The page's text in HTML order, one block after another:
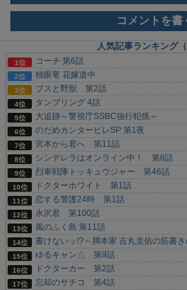
コメントを書
人気記事ランキング（
コーチ 第6話
独眼竜 花嫁道中
ブスと野獣 第2話
タンブリング 4話
大追跡～警視庁SSBC強行犯係～
のだめカンタービレSP 第1夜
宮本から君へ 第11話
シンデレラはオンライン中！ 第8話
烈車戦隊トッキュウジャー 第46話
ドクターホワイト 第1話
恋する警護24時 第1話
永沢君 第100話
風のふく島 第11話
書けないッ!?～脚本家 吉丸圭佑の筋書
ゆるキャン△ 第9話
ドクターカー 第2話
忘却のサチコ 第4話